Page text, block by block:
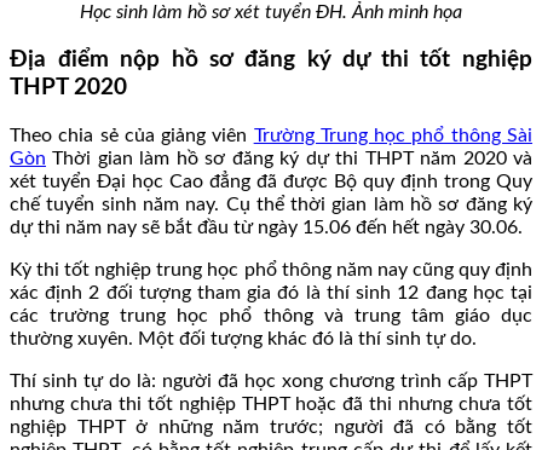
Học sinh làm hồ sơ xét tuyển ĐH. Ảnh minh họa
Địa điểm nộp hồ sơ đăng ký dự thi tốt nghiệp
THPT 2020
Theo chia sẻ của giảng viên Trường Trung học phổ thông Sài
Gòn Thời gian làm hồ sơ đăng ký dự thi THPT năm 2020 và
xét tuyển Đại học Cao đẳng đã được Bộ quy định trong Quy
chế tuyển sinh năm nay. Cụ thể thời gian làm hồ sơ đăng ký
dự thi năm nay sẽ bắt đầu từ ngày 15.06 đến hết ngày 30.06.
Kỳ thi tốt nghiệp trung học phổ thông năm nay cũng quy định
xác định 2 đối tượng tham gia đó là thí sinh 12 đang học tại
các trường trung học phổ thông và trung tâm giáo dục
thường xuyên. Một đối tượng khác đó là thí sinh tự do.
Thí sinh tự do là: người đã học xong chương trình cấp THPT
nhưng chưa thi tốt nghiệp THPT hoặc đã thi nhưng chưa tốt
nghiệp THPT ở những năm trước; người đã có bằng tốt